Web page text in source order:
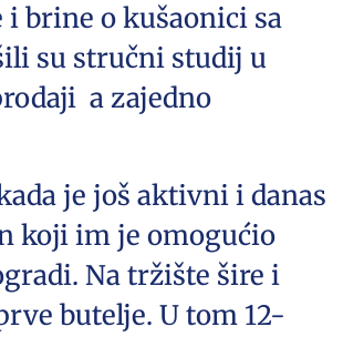
brine o kušaonici sa
su stručni studij u
a zajedno
je još aktivni i danas
koji im je omogućio
Na tržište šire i
butelje. U tom 12-